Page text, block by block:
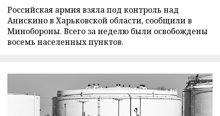
Российская армия взяла под контроль над
Анискино в Харьковской области, сообщили в
Минобороны. Всего за неделю были освобождены
восемь населенных пунктов.